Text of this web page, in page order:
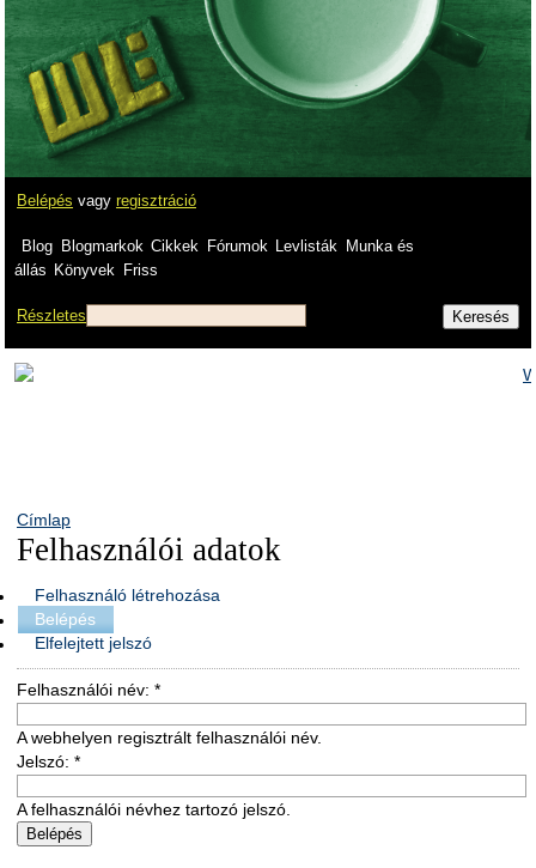
Belépés vagy regisztráció
Blog Blogmarkok Cikkek Fórumok Levlisták
Munka és
állás Könyvek Friss
Részletes
Címlap
Felhasználói adatok
Felhasználó létrehozása
Belépés
Elfelejtett jelszó
Felhasználói név: *
A webhelyen regisztrált felhasználói név.
Jelszó: *
A felhasználói névhez tartozó jelszó.